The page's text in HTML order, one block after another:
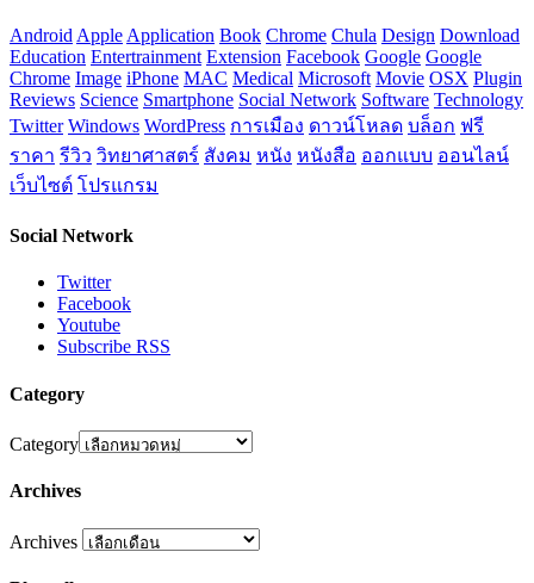
Android Apple Application Book Chrome Chula Design Download
Education Entertrainment Extension Facebook Google Google
Chrome Image iPhone MAC Medical Microsoft Movie OSX Plugin
Reviews Science Smartphone Social Network Software Technology
Twitter Windows WordPress การเมือง ดาวน์โหลด บล็อก ฟรี
ราคา รีวิว วิทยาศาสตร์ สังคม หนัง หนังสือ ออกแบบ ออนไลน์
เว็บไซต์ โปรแกรม
Social Network
Twitter
Facebook
Youtube
Subscribe RSS
Category
Category
Archives
Archives